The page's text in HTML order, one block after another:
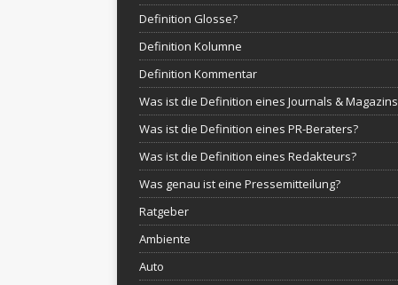
Definition Glosse?
Definition Kolumne
Definition Kommentar
Was ist die Definition eines Journals & Magazins
Was ist die Definition eines PR-Beraters?
Was ist die Definition eines Redakteurs?
Was genau ist eine Pressemitteilung?
Ratgeber
Ambiente
Auto